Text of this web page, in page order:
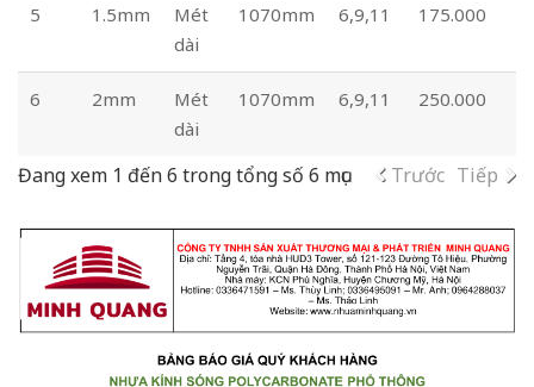
5 1.5mm
Mét
dài
1070mm 6,9,11 175.000
6 2mm
Mét
dài
1070mm 6,9,11 250.000
Đang xem 1 đến 6 trong tổng số 6 mục Trước Tiếp